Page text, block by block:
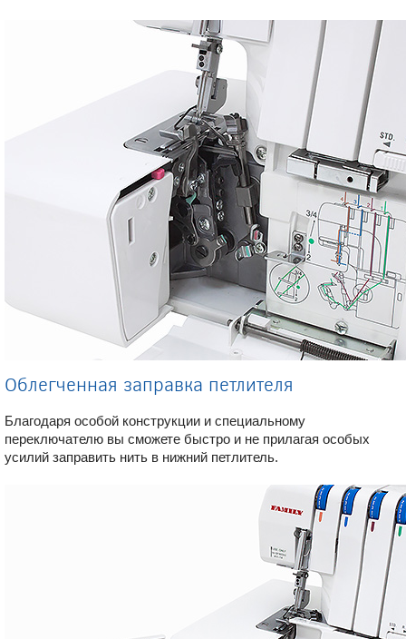
Облегченная заправка петлителя
Благодаря особой конструкции и специальному
переключателю вы сможете быстро и не прилагая особых
усилий заправить нить в нижний петлитель.